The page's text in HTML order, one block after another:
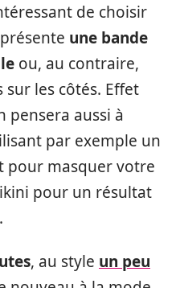
de choisir
une bande
ou, au contraire,
les côtés. Effet
pensera aussi à
par exemple un
pour masquer votre
pour un résultat
, au style un peu